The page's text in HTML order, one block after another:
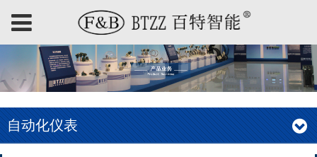
自动化仪表